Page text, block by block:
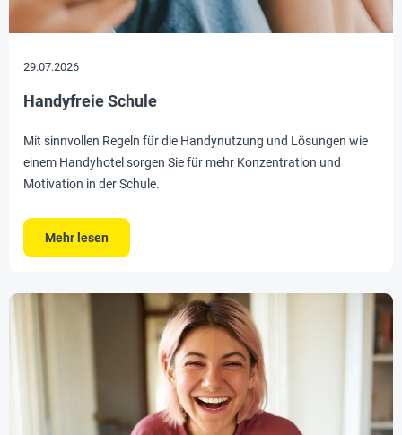
29.07.2026
Handyfreie Schule
Mit sinnvollen Regeln für die Handynutzung und Lösungen wie
einem Handyhotel sorgen Sie für mehr Konzentration und
Motivation in der Schule.